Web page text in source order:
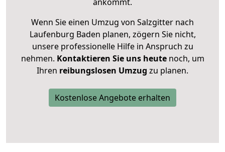
Wenn Sie einen Umzug von Salzgitter nach
Laufenburg Baden planen, zögern Sie nicht,
unsere professionelle Hilfe in Anspruch zu
nehmen. Kontaktieren Sie uns heutenoch, um
Ihren reibungslosen Umzug zu planen.
Kostenlose Angebote erhalten